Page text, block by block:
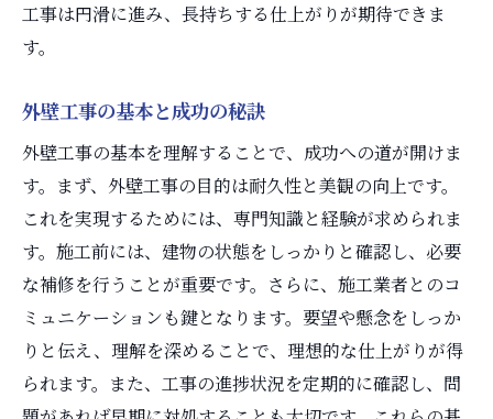
工事は円滑に進み、長持ちする仕上がりが期待できま
す。
外壁工事の基本と成功の秘訣
外壁工事の基本を理解することで、成功への道が開けま
す。まず、外壁工事の目的は耐久性と美観の向上です。
これを実現するためには、専門知識と経験が求められま
す。施工前には、建物の状態をしっかりと確認し、必要
な補修を行うことが重要です。さらに、施工業者とのコ
ミュニケーションも鍵となります。要望や懸念をしっか
りと伝え、理解を深めることで、理想的な仕上がりが得
られます。また、工事の進捗状況を定期的に確認し、問